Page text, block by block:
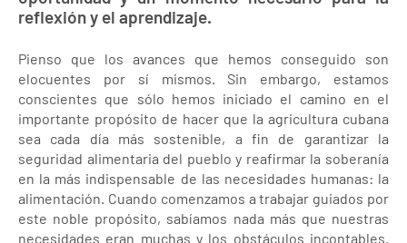
reflexión y el aprendizaje.
Pienso que los avances que hemos conseguido son
elocuentes por sí mismos. Sin embargo, estamos
conscientes que sólo hemos iniciado el camino en el
importante propósito de hacer que la agricultura cubana
sea cada día más sostenible, a fin de garantizar la
seguridad alimentaria del pueblo y reafirmar la soberanía
en la más indispensable de las necesidades humanas: la
alimentación. Cuando comenzamos a trabajar guiados por
este noble propósito, sabíamos nada más que nuestras
necesidades eran muchas y los obstáculos incontables.